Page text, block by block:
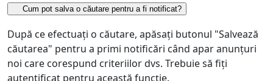
Cum pot salva o căutare pentru a fi notificat?
După ce efectuați o căutare, apăsați butonul "Salvează
căutarea" pentru a primi notificări când apar anunțuri
noi care corespund criteriilor dvs. Trebuie să fiți
autentificat pentru această funcție.